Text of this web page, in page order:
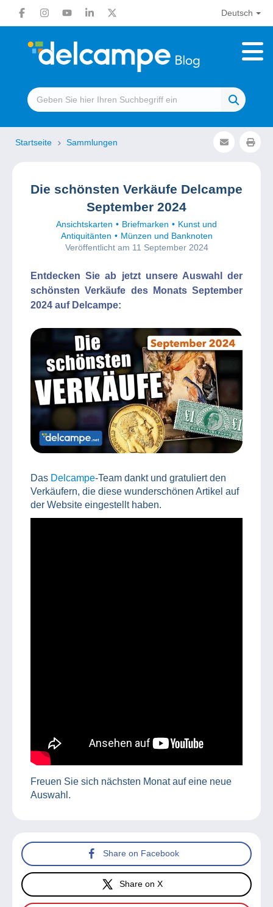
Deutsch
Startseite Sammlungen
Die schönsten Verkäufe Delcampe
September 2024
Ansichtskarten Briefmarken
Kunst und
Antiquitänten
Münzen und Banknoten
Veröffentlicht am 11 September 2024
Entdecken Sie ab jetzt unsere Auswahl der
schönsten Verkäufe des Monats September
2024 auf Delcampe:
Das Delcampe-Team dankt und gratuliert den
Verkäufern, die diese wunderschönen Artikel auf
der Website eingestellt haben.
Freuen Sie sich nächsten Monat auf eine neue
Auswahl.
Share on Facebook
Share on X